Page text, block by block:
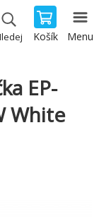
Košík Menu
EP-
White